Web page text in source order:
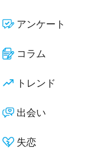
アンケート
コラム
トレンド
出会い
失恋